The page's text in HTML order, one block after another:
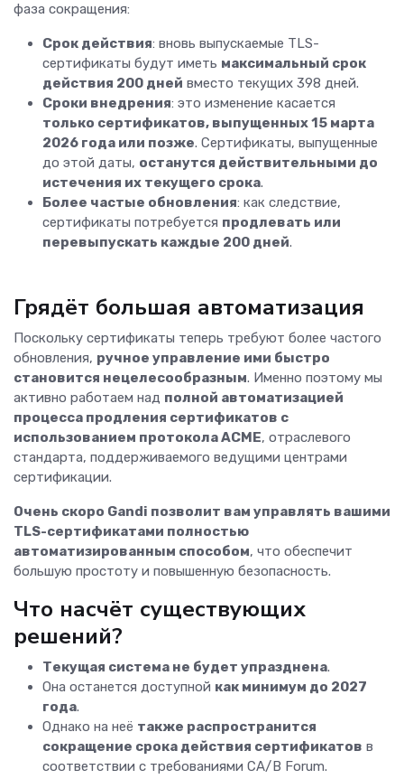
фаза сокращения:
Срок действия: вновь выпускаемые TLS-
сертификаты будут иметь максимальный срок
действия 200 дней вместо текущих 398 дней.
Сроки внедрения: это изменение касается
только сертификатов, выпущенных 15 марта
2026 года или позже. Сертификаты, выпущенные
до этой даты, останутся действительными до
истечения их текущего срока.
Более частые обновления: как следствие,
сертификаты потребуется продлевать или
перевыпускать каждые 200 дней.
Грядёт большая автоматизация
Поскольку сертификаты теперь требуют более частого
обновления, ручное управление ими быстро
становится нецелесообразным. Именно поэтому мы
активно работаем над полной автоматизацией
процесса продления сертификатов с
использованием протокола ACME, отраслевого
стандарта, поддерживаемого ведущими центрами
сертификации.
Очень скоро Gandi позволит вам управлять вашими
TLS-сертификатами полностью
автоматизированным способом, что обеспечит
большую простоту и повышенную безопасность.
Что насчёт существующих
решений?
Текущая система не будет упразднена.
Она останется доступной как минимум до 2027
года.
Однако на неё также распространится
сокращение срока действия сертификатов в
соответствии с требованиями CA/B Forum.